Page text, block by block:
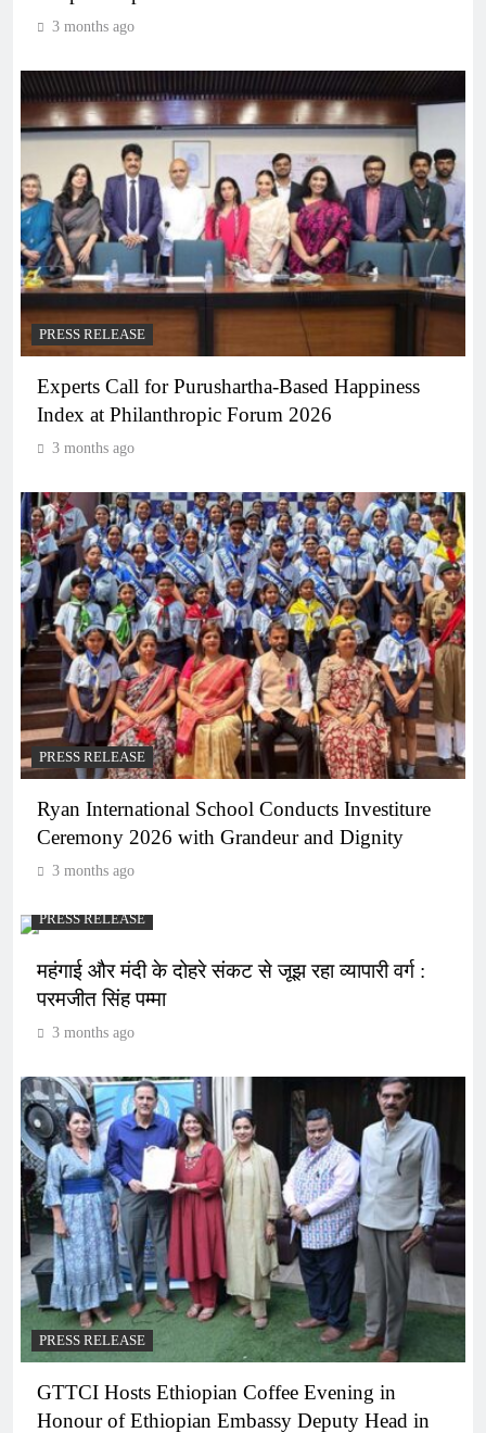
3 months ago
PRESS RELEASE
Experts Call for Purushartha-Based Happiness
Index at Philanthropic Forum 2026
3 months ago
PRESS RELEASE
Ryan International School Conducts Investiture
Ceremony 2026 with Grandeur and Dignity
3 months ago
PRESS RELEASE
महंगाई और मंदी के दोहरे संकट से जूझ रहा व्यापारी वर्ग :
परमजीत सिंह पम्मा
3 months ago
PRESS RELEASE
GTTCI Hosts Ethiopian Coffee Evening in
Honour of Ethiopian Embassy Deputy Head in